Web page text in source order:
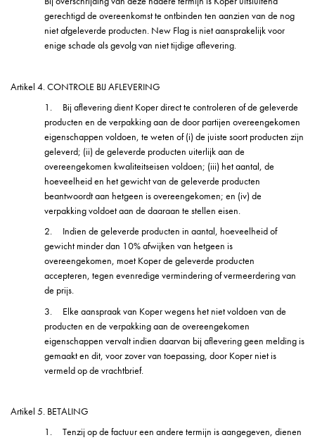
gerechtigd de overeenkomst te ontbinden ten aanzien van de nog
niet afgeleverde producten. New Flag is niet aansprakelijk voor
enige schade als gevolg van niet tijdige aflevering.
Artikel 4. CONTROLE BIJ AFLEVERING
1.
Bij aflevering dient Koper direct te controleren of de geleverde
producten en de verpakking aan de door partijen overeengekomen
eigenschappen voldoen, te weten of (i) de juiste soort producten zijn
geleverd; (ii) de geleverde producten uiterlijk aan de
overeengekomen kwaliteitseisen voldoen; (iii) het aantal, de
hoeveelheid en het gewicht van de geleverde producten
beantwoordt aan hetgeen is overeengekomen; en (iv) de
verpakking voldoet aan de daaraan te stellen eisen.
2.
Indien de geleverde producten in aantal, hoeveelheid of
gewicht minder dan 10% afwijken van hetgeen is
overeengekomen, moet Koper de geleverde producten
accepteren, tegen evenredige vermindering of vermeerdering van
de prijs.
3.
Elke aanspraak van Koper wegens het niet voldoen van de
producten en de verpakking aan de overeengekomen
eigenschappen vervalt indien daarvan bij aflevering geen melding is
gemaakt en dit, voor zover van toepassing, door Koper niet is
vermeld op de vrachtbrief.
Artikel 5. BETALING
1.
Tenzij op de factuur een andere termijn is aangegeven, dienen